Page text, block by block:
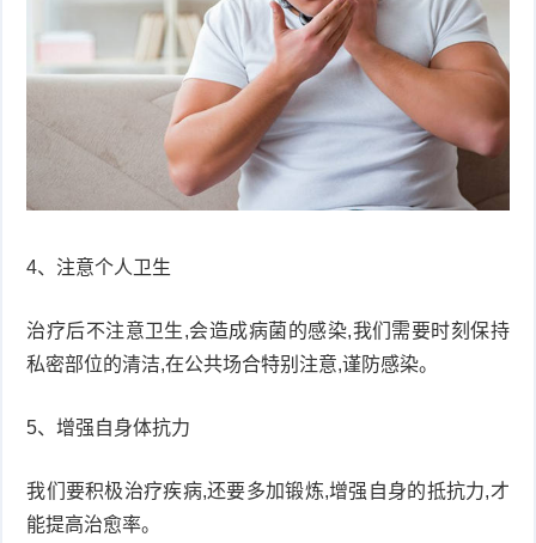
4、注意个人卫生
治疗后不注意卫生,会造成病菌的感染,我们需要时刻保持
私密部位的清洁,在公共场合特别注意,谨防感染。
5、增强自身体抗力
我们要积极治疗疾病,还要多加锻炼,增强自身的抵抗力,才
能提高治愈率。